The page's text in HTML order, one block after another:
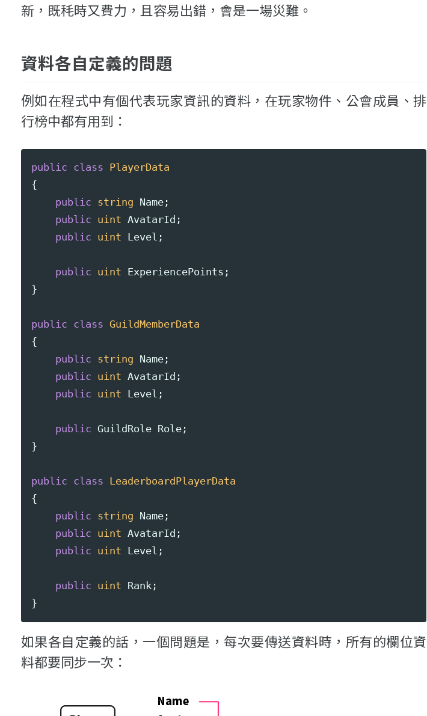
新，既秏時又費力，且容易出錯，會是一場災難。
資料各自定義的問題
例如在程式中有個代表玩家資訊的資料，在玩家物件、公會成員、排
行榜中都有用到：
public class
PlayerData
{
public
string Name;
public
uint AvatarId ;
public
uint Level ;
public uint ExperiencePoints ;
}
public class GuildMemberData
{
public
string Name;
public
uint AvatarId ;
public
uint Level ;
public GuildRole Role;
}
public class
LeaderboardPlayerData
{
public
string Name;
public
uint AvatarId ;
public
uint Level ;
public uint Rank;
}
如果各自定義的話，一個問題是，每次要傳送資料時，所有的欄位資
料都要同步一次：